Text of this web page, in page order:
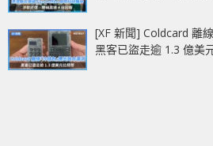
[XF 新聞] Coldcard 離
黑客已盜走逾 1.3 億美